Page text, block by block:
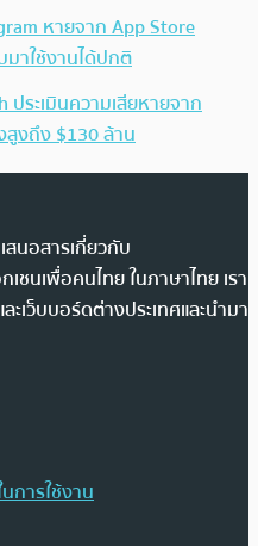
หายจาก App Store
าใช้งานได้ปกติ
ประเมินความเสียหายจาก
งถึง $130 ล้าน
นอสารเกี่ยวกับ
ชนเพื่อคนไทย ในภาษาไทย เรา
เว็บบอร์ดต่างประเทศและนำมา
การใช้งาน